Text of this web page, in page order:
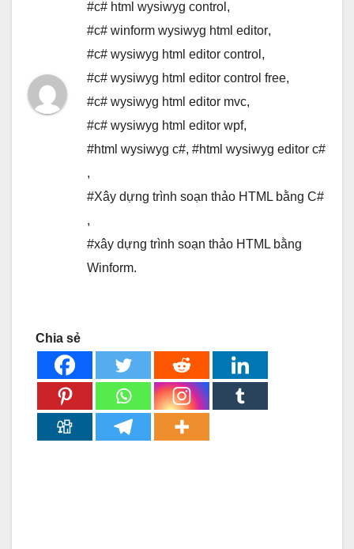
#c# html wysiwyg control ,
#c# winform wysiwyg html editor,
#c# wysiwyg html editor control ,
#c# wysiwyg html editor control free,
#c# wysiwyg html editor mvc,
#c# wysiwyg html editor wpf,
#html wysiwyg c#, #html wysiwyg editor c#
,
#Xây dựng trình soạn thảo HTML bằng C#
,
#xây dựng trình soạn thảo HTML bằng
Winform.
Chia sẻ